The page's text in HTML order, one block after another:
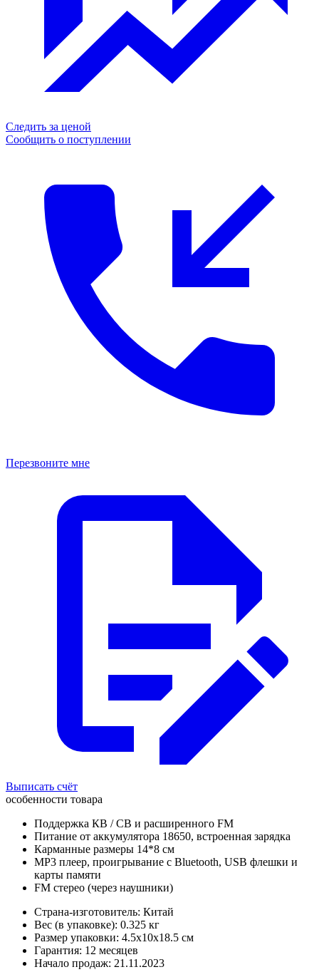
Следить за ценой
Сообщить о поступлении
Перезвоните мне
Выписать счёт
особенности товара
Поддержка КВ / СВ и расширенного FM
Питание от аккумулятора 18650, встроенная зарядка
Карманные размеры 14*8 см
MP3 плеер, проигрывание с Bluetooth, USB флешки и
карты памяти
FM стерео (через наушники)
Страна-изготовитель: Китай
Вес (в упаковке): 0.325 кг
Размер упаковки: 4.5x10x18.5 см
Гарантия: 12 месяцев
Начало продаж: 21.11.2023